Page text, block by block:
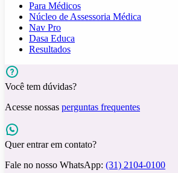
Para Médicos
Núcleo de Assessoria Médica
Nav Pro
Dasa Educa
Resultados
Você tem dúvidas?
Acesse nossas perguntas frequentes
Quer entrar em contato?
Fale no nosso WhatsApp: (31) 2104-0100